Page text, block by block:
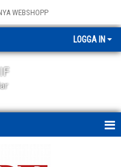
WEBSHOPP
LOGGA IN